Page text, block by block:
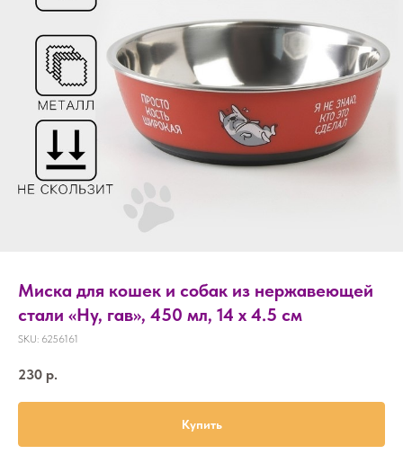
Миска для кошек и собак из нержавеющей
стали «Ну, гав», 450 мл, 14 х 4.5 см
SKU: 6256161
230 р.
Купить